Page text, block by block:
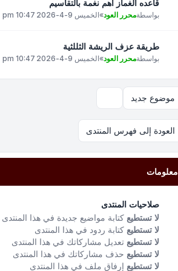
قاعده الغماز اهم نغمة بالتقاسيم
بواسطةمحرر العود»الخميس 9-4-2026 10:47 pm
طريقة عزف الريشة الثللثية
بواسطةمحرر العود»الخميس 9-4-2026 10:47 pm
موضوع جديد
العودة إلى فهرس المنتدى
معلومات
صلاحيات المنتدى
لا تستطيع كتابة مواضيع جديدة في هذا المنتدى
لا تستطيع كتابة ردود في هذا المنتدى
لا تستطيع تعديل مشاركاتك في هذا المنتدى
لا تستطيع حذف مشاركاتك في هذا المنتدى
لا تستطيع إرفاق ملف في هذا المنتدى